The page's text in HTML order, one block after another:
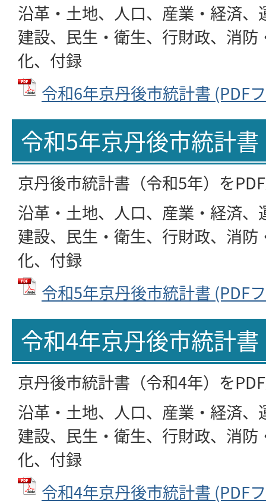
沿革・土地、人口、産業・経済
建設、民生・衛生、行財政、消防
化、付録
令和6年京丹後市統計書 (PDF
令和5年京丹後市統計書
京丹後市統計書（令和5年）を
沿革・土地、人口、産業・経済
建設、民生・衛生、行財政、消防
化、付録
令和5年京丹後市統計書 (PDF
令和4年京丹後市統計書
京丹後市統計書（令和4年）を
沿革・土地、人口、産業・経済
建設、民生・衛生、行財政、消防
化、付録
令和4年京丹後市統計書 (PDF